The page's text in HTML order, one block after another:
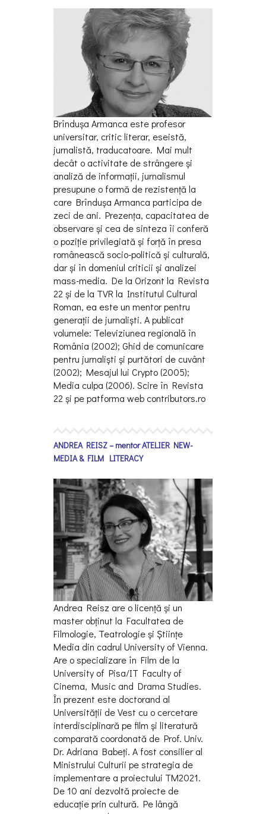
Brîndușa Armanca este profesor
universitar, critic literar, eseistă,
jurnalistă, traducatoare. Mai mult
decât o activitate de strângere și
analiză de informaţii, jurnalismul
presupune o formă de rezistenţă la
care Brîndușa Armanca participa de
zeci de ani. Prezenţa, capacitatea de
observare și cea de sinteza îi conferă
o poziţie privilegiată și forţă în presa
românească socio-politică și culturală,
dar și în domeniul criticii și analizei
mass-media. De la Orizont la Revista
22 și de la TVR la Institutul Cultural
Roman, ea este un mentor pentru
generaţii de jurnaliști. A publicat
volumele: Televiziunea regională în
România (2002); Ghid de comunicare
pentru jurnaliști și purtători de cuvânt
(2002); Mesajul lui Crypto (2005);
Media culpa (2006). Scire în Revista
22 și pe patforma web contributors.ro
ANDREA REISZ – mentor ATELIER NEW-
MEDIA & FILM LITERACY
Andrea Reisz are o licenţă și un
master obţinut la Facultatea de
Filmologie, Teatrologie și Știinţe
Media din cadrul University of Vienna.
Are o specializare în Film de la
University of Pisa/IT Faculty of
Cinema, Music and Drama Studies.
În prezent este doctorand al
Universităţii de Vest cu o cercetare
interdisciplinară pe film și literatură
comparată coordonată de Prof. Univ.
Dr. Adriana Babeţi. A fost consilier al
Ministrului Culturii pe strategia de
implementare a proiectului TM2021.
De 10 ani dezvoltă proiecte de
educaţie prin cultură. Pe lângă